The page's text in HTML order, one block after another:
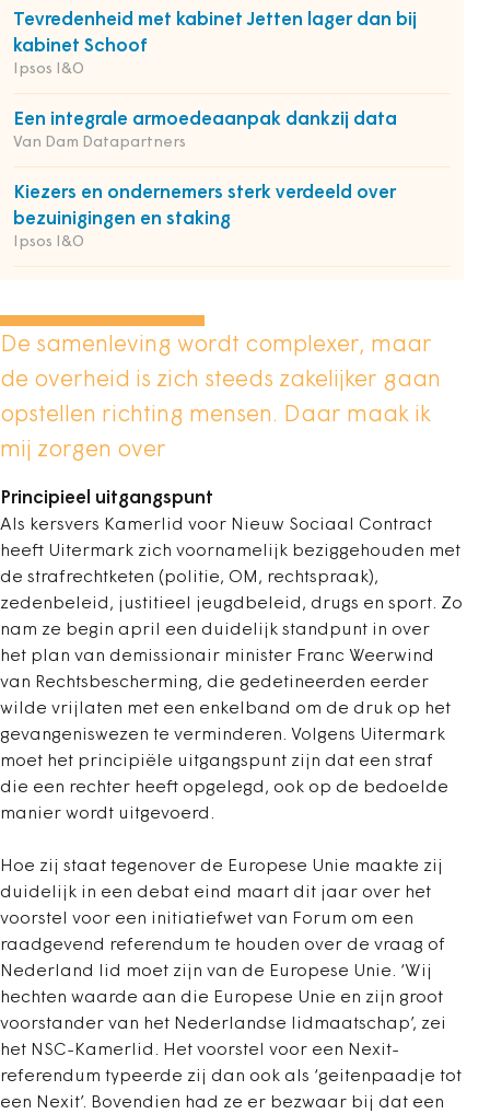
Tevredenheid met kabinet Jetten lager dan bij
kabinet Schoof
Ipsos I&O
Een integrale armoedeaanpak dankzij data
Van Dam Datapartners
Kiezers en ondernemers sterk verdeeld over
bezuinigingen en staking
Ipsos I&O
De samenleving wordt complexer, maar
de overheid is zich steeds zakelijker gaan
opstellen richting mensen. Daar maak ik
mij zorgen over
Principieel uitgangspunt
Als kersvers Kamerlid voor Nieuw Sociaal Contract
heeft Uitermark zich voornamelijk beziggehouden met
de strafrechtketen (politie, OM, rechtspraak),
zedenbeleid, justitieel jeugdbeleid, drugs en sport. Zo
nam ze begin april een duidelijk standpunt in over
het plan van demissionair minister Franc Weerwind
van Rechtsbescherming, die gedetineerden eerder
wilde vrijlaten met een enkelband om de druk op het
gevangeniswezen te verminderen. Volgens Uitermark
moet het principiële uitgangspunt zijn dat een straf
die een rechter heeft opgelegd, ook op de bedoelde
manier wordt uitgevoerd.
Hoe zij staat tegenover de Europese Unie maakte zij
duidelijk in een debat eind maart dit jaar over het
voorstel voor een initiatiefwet van Forum om een
raadgevend referendum te houden over de vraag of
Nederland lid moet zijn van de Europese Unie. ‘Wij
hechten waarde aan die Europese Unie en zijn groot
voorstander van het Nederlandse lidmaatschap’, zei
het NSC-Kamerlid. Het voorstel voor een Nexit-
referendum typeerde zij dan ook als ‘geitenpaadje tot
een Nexit’. Bovendien had ze er bezwaar bij dat een